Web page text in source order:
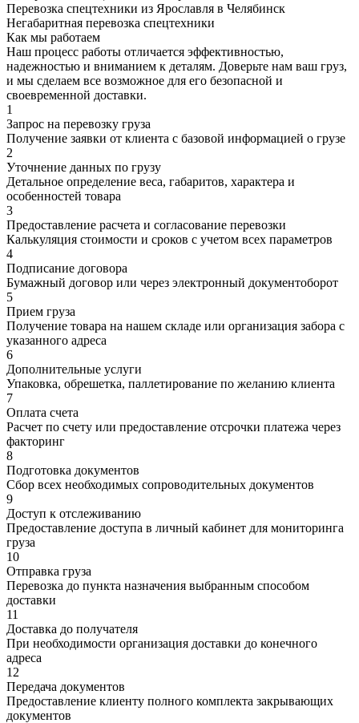
Перевозка спецтехники из Ярославля в Челябинск
Негабаритная перевозка спецтехники
Как мы работаем
Наш процесс работы отличается эффективностью,
надежностью и вниманием к деталям. Доверьте нам ваш груз,
и мы сделаем все возможное для его безопасной и
своевременной доставки.
1
Запрос на перевозку груза
Получение заявки от клиента с базовой информацией о грузе
2
Уточнение данных по грузу
Детальное определение веса, габаритов, характера и
особенностей товара
3
Предоставление расчета и согласование перевозки
Калькуляция стоимости и сроков с учетом всех параметров
4
Подписание договора
Бумажный договор или через электронный документоборот
5
Прием груза
Получение товара на нашем складе или организация забора с
указанного адреса
6
Дополнительные услуги
Упаковка, обрешетка, паллетирование по желанию клиента
7
Оплата счета
Расчет по счету или предоставление отсрочки платежа через
факторинг
8
Подготовка документов
Сбор всех необходимых сопроводительных документов
9
Доступ к отслеживанию
Предоставление доступа в личный кабинет для мониторинга
груза
10
Отправка груза
Перевозка до пункта назначения выбранным способом
доставки
11
Доставка до получателя
При необходимости организация доставки до конечного
адреса
12
Передача документов
Предоставление клиенту полного комплекта закрывающих
документов